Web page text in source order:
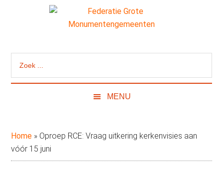
Grote
de
Federatie
Monumentengemeenten
MENU
Home » Oproep RCE: Vraag uitkering kerkenvisies aan
vóór 15 juni